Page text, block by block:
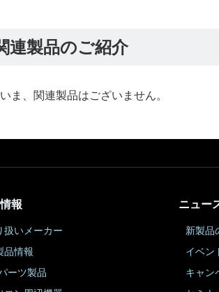
連製品のご紹介
ま、関連製品はございません。
報
扱いメーカー
品情報
ーツ製品
ニュー
新製品
イベン
キャン